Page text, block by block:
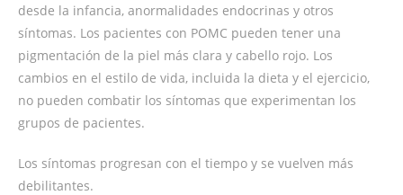
desde la infancia, anormalidades endocrinas y otros
síntomas. Los pacientes con POMC pueden tener una
pigmentación de la piel más clara y cabello rojo. Los
cambios en el estilo de vida, incluida la dieta y el ejercicio,
no pueden combatir los síntomas que experimentan los
grupos de pacientes.
Los síntomas progresan con el tiempo y se vuelven más
debilitantes.